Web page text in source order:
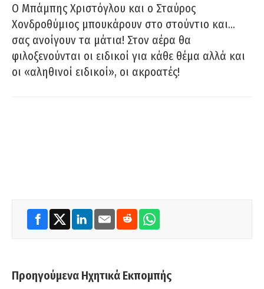
O Μπάμπης Χριστόγλου και ο Σταύρος
Χονδροθύμιος μπουκάρουν στο στούντιο και…
σας ανοίγουν τα μάτια! Στον αέρα θα
φιλοξενούνται οι ειδικοί για κάθε θέμα αλλά και
οι «αληθινοί ειδικοί», οι ακροατές!
Προηγούμενα Ηχητικά Εκπομπής